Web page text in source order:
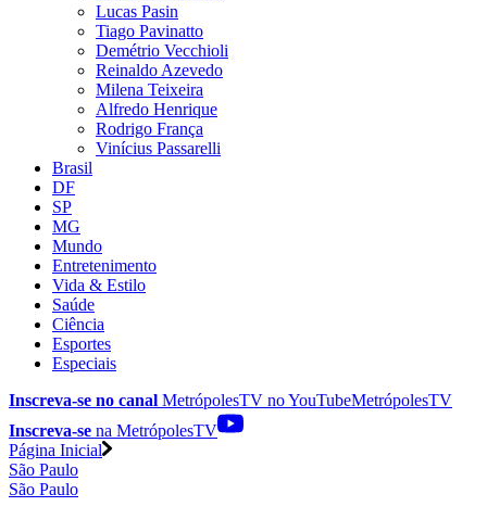
Lucas Pasin
Tiago Pavinatto
Demétrio Vecchioli
Reinaldo Azevedo
Milena Teixeira
Alfredo Henrique
Rodrigo França
Vinícius Passarelli
Brasil
DF
SP
MG
Mundo
Entretenimento
Vida & Estilo
Saúde
Ciência
Esportes
Especiais
Inscreva-se no canal MetrópolesTV noYouTubeMetrópolesTV
Inscreva-se na MetrópolesTV
Página Inicial
São Paulo
São Paulo